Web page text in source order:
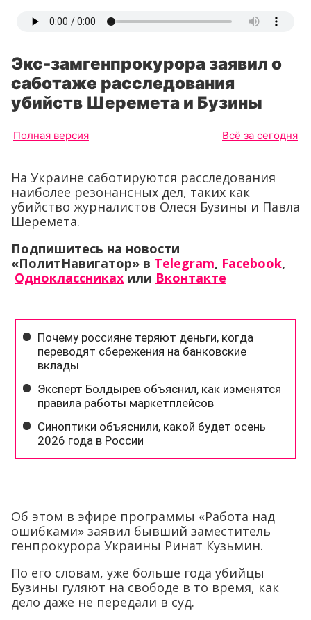
Экс-замгенпрокурора заявил о
саботаже расследования
убийств Шеремета и Бузины
Полная версия Всё за сегодня
На Украине саботируются расследования
наиболее резонансных дел, таких как
убийство журналистов Олеся Бузины и Павла
Шеремета.
Подпишитесь на новости
«ПолитНавигатор» в Telegram, Facebook,
Одноклассниках или Вконтакте
Об этом в эфире программы «Работа над
ошибками» заявил бывший заместитель
генпрокурора Украины Ринат Кузьмин.
По его словам, уже больше года убийцы
Бузины гуляют на свободе в то время, как
дело даже не передали в суд.